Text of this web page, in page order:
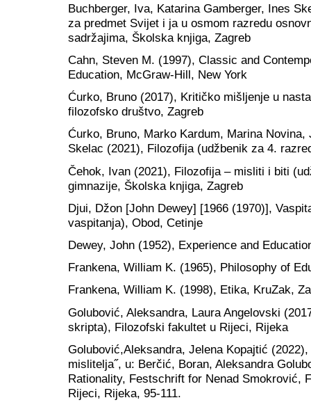
Buchberger, Iva, Katarina Gamberger, Ines
za predmet Svijet i ja u osmom razredu
sadržajima, Školska knjiga, Zagreb
Cahn, Steven M. (1997), Classic and
Education, McGraw-Hill, New York
Ćurko, Bruno (2017), Kritičko mišljenje u
filozofsko društvo, Zagreb
Ćurko, Bruno, Marko Kardum, Marina
Skelac (2021), Filozofija (udžbenik za 4.
Čehok, Ivan (2021), Filozofija – misliti i biti
gimnazije, Školska knjiga, Zagreb
Djui, Džon [John Dewey] [1966 (1970)],
vaspitanja), Obod, Cetinje
Dewey, John (1952), Experience and
Frankena, William K. (1965), Philosophy of
Frankena, William K. (1998), Etika, KruZak,
Golubović, Aleksandra, Laura Angelovski
skripta), Filozofski fakultet u Rijeci, Rijeka
Golubović,Aleksandra, Jelena Kopajtić
mislitelja˝, u: Berčić, Boran, Aleksandra
Rationality, Festschrift for Nenad Smokrović,
Rijeci, Rijeka, 95-111.